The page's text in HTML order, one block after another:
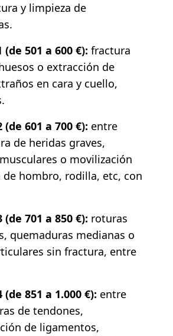
y limpieza de
(de 501 a 600 €): fractura
o extracción de
en cara y cuello,
(de 601 a 700 €): entre
de heridas graves,
o movilización
hombro, rodilla, etc, con
(de 701 a 850 €): roturas
quemaduras medianas o
sin fractura, entre
(de 851 a 1.000 €): entre
de tendones,
de ligamentos,